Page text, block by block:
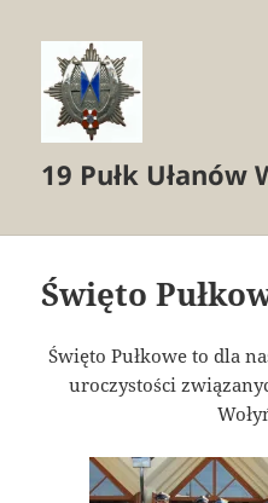
19 Pułk Ułanów
Święto
Święto Pułkowe to dla
uroczystości